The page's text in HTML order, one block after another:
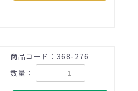
商品コード：368-276
数量：